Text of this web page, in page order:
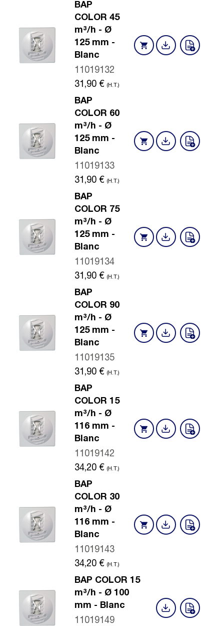
BAP
COLOR 45
m³/h - Ø
125 mm -
Blanc
11019132
31,90 € (H.T.)
BAP
COLOR 60
m³/h - Ø
125 mm -
Blanc
11019133
31,90 € (H.T.)
BAP
COLOR 75
m³/h - Ø
125 mm -
Blanc
11019134
31,90 € (H.T.)
BAP
COLOR 90
m³/h - Ø
125 mm -
Blanc
11019135
31,90 € (H.T.)
BAP
COLOR 15
m³/h - Ø
116 mm -
Blanc
11019142
34,20 € (H.T.)
BAP
COLOR 30
m³/h - Ø
116 mm -
Blanc
11019143
34,20 € (H.T.)
BAP COLOR 15
m³/h - Ø 100
mm - Blanc
11019149